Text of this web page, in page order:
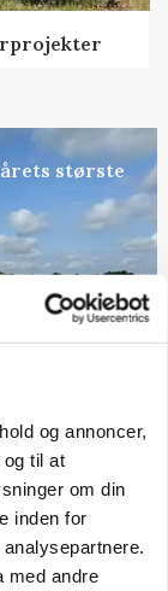
og annoncer,
til at
om din
inden for
med andre
største